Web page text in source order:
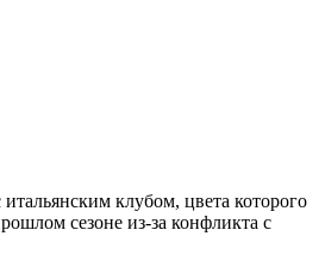
клубом, цвета которого
сезоне из-за конфликта с